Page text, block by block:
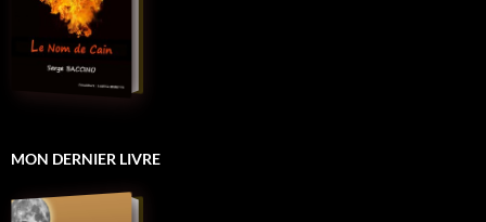
MON DERNIER LIVRE